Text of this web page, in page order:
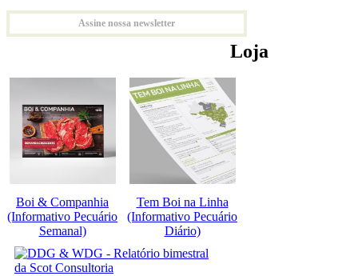
Assine nossa newsletter
Loja
Boi & Companhia
(Informativo Pecuário
Semanal)
Tem Boi na Linha
(Informativo Pecuário
Diário)